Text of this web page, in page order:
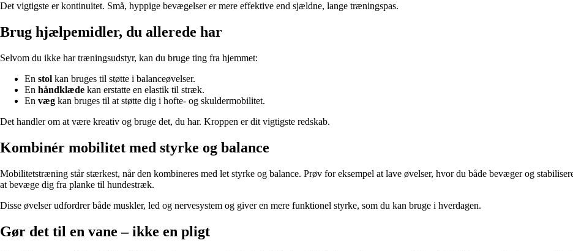
Det vigtigste er kontinuitet. Små, hyppige bevægelser er mere effektive end sjældne, lange træningspas.
Brug hjælpemidler, du allerede har
Selvom du ikke har træningsudstyr, kan du bruge ting fra hjemmet:
En stol kan bruges til støtte i balanceøvelser.
En håndklæde kan erstatte en elastik til stræk.
En væg kan bruges til at støtte dig i hofte- og skuldermobilitet.
Det handler om at være kreativ og bruge det, du har. Kroppen er dit vigtigste redskab.
Kombinér mobilitet med styrke og balance
Mobilitetstræning står stærkest, når den kombineres med let styrke og balance. Prøv for eksempel at lave øvelser, hvor du både bevæger og
at bevæge dig fra planke til hundestræk.
Disse øvelser udfordrer både muskler, led og nervesystem og giver en mere funktionel styrke, som du kan bruge i hverdagen.
Gør det til en vane – ikke en pligt